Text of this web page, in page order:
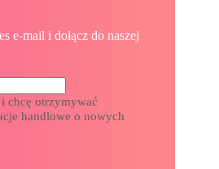
e-mail i dołącz do naszej
chcę otrzymywać
handlowe o nowych